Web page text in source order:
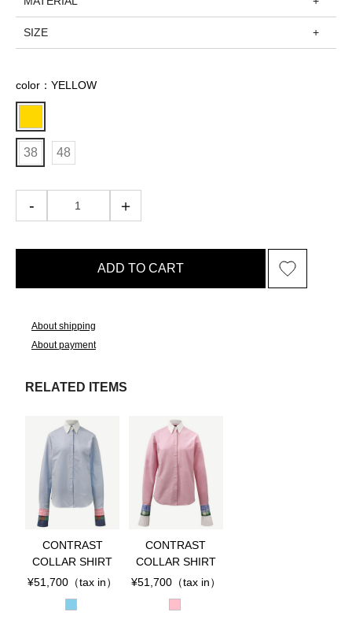
SIZE
color：YELLOW
38 48
ADD TO CART
About shipping
About payment
RELATED ITEMS
CONTRAST
COLLAR SHIRT
¥51,700 （tax in）
CONTRAST
COLLAR SHIRT
¥51,700（tax in）